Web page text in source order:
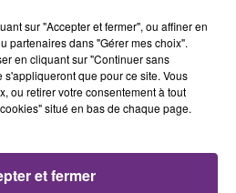
sur "Accepter et fermer", ou affiner en
partenaires dans "Gérer mes choix".
en cliquant sur "Continuer sans
s'appliqueront que pour ce site. Vous
ou retirer votre consentement à tout
situé en bas de chaque page.
et fermer